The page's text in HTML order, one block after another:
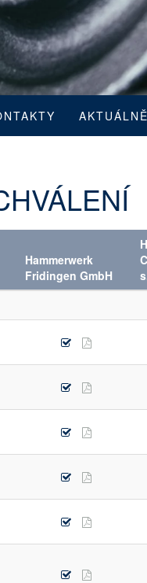
AKTUÁLNĚ
Hammerwerk
Fridingen GmbH